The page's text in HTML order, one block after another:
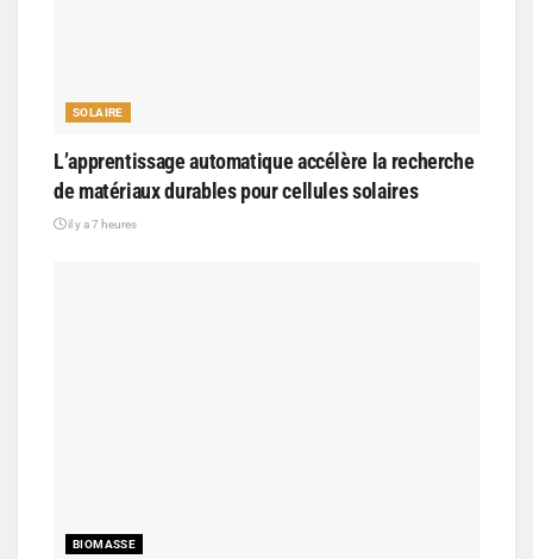
SOLAIRE
L’apprentissage automatique accélère la recherche
de matériaux durables pour cellules solaires
il y a 7 heures
BIOMASSE